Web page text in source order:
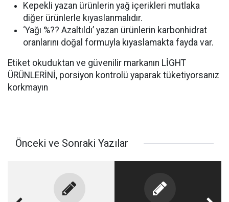
Kepekli yazan ürünlerin yağ içerikleri mutlaka
diğer ürünlerle kıyaslanmalıdır.
‘Yağı %?? Azaltıldı’ yazan ürünlerin karbonhidrat
oranlarını doğal formuyla kıyaslamakta fayda var.
Etiket okuduktan ve güvenilir markanın LİGHT
ÜRÜNLERİNİ, porsiyon kontrolü yaparak tüketiyorsanız
korkmayın
Önceki ve Sonraki Yazılar